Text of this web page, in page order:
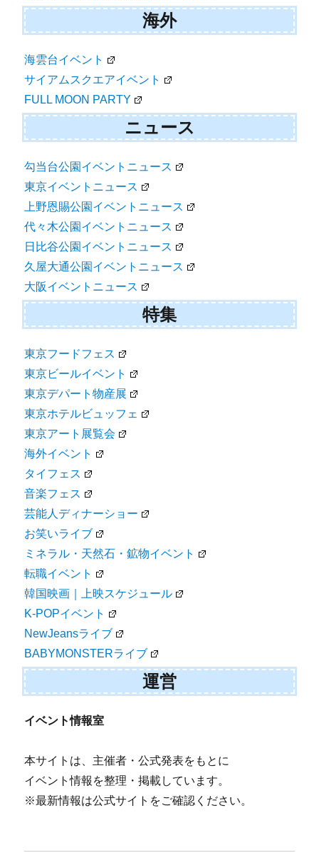
海外
海雲台イベント
サイアムスクエアイベント
FULL MOON PARTY
ニュース
勾当台公園イベントニュース
東京イベントニュース
上野恩賜公園イベントニュース
代々木公園イベントニュース
日比谷公園イベントニュース
久屋大通公園イベントニュース
大阪イベントニュース
特集
東京フードフェス
東京ビールイベント
東京デパート物産展
東京ホテルビュッフェ
東京アート展覧会
海外イベント
タイフェス
音楽フェス
芸能人ディナーショー
お笑いライブ
ミネラル・天然石・鉱物イベント
転職イベント
韓国映画｜上映スケジュール
K-POPイベント
NewJeansライブ
BABYMONSTERライブ
運営
イベント情報室
本サイトは、主催者・公式発表をもとに
イベント情報を整理・掲載しています。
※最新情報は公式サイトをご確認ください。